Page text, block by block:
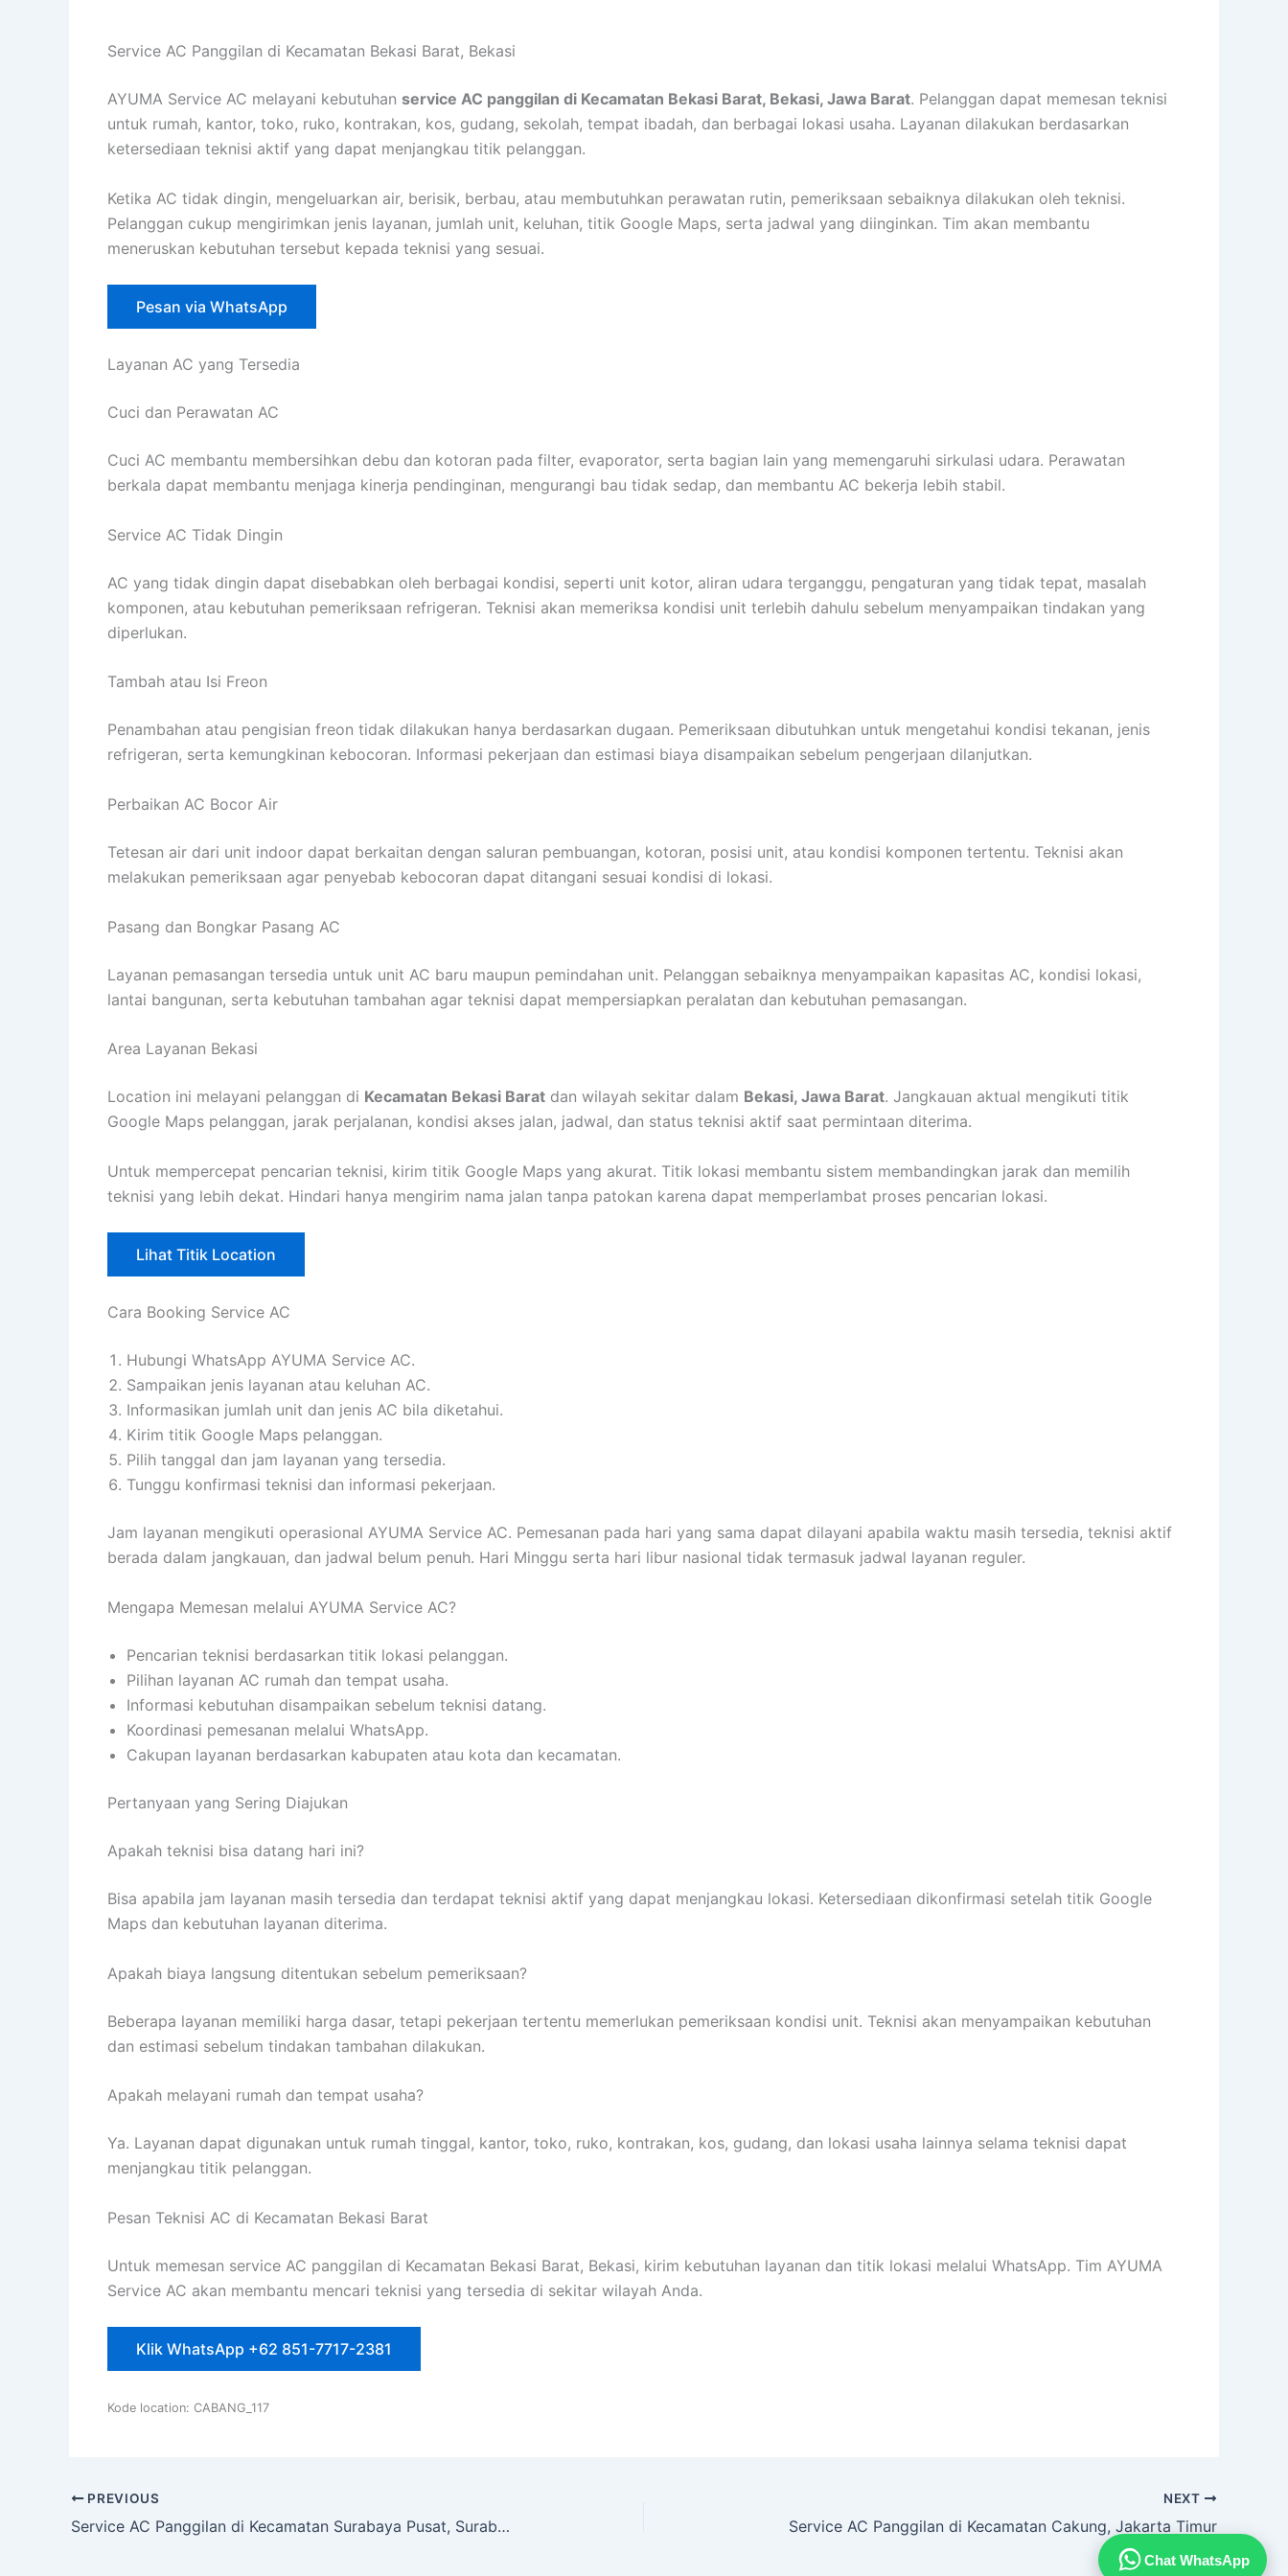
Service AC Panggilan di Kecamatan Bekasi Barat, Bekasi
AYUMA Service AC melayani kebutuhan service AC panggilan di Kecamatan Bekasi Barat, Bekasi, Jawa Barat. Pelanggan dapat memesan teknisi
untuk rumah, kantor, toko, ruko, kontrakan, kos, gudang, sekolah, tempat ibadah, dan berbagai lokasi usaha. Layanan dilakukan berdasarkan
ketersediaan teknisi aktif yang dapat menjangkau titik pelanggan.
Ketika AC tidak dingin, mengeluarkan air, berisik, berbau, atau membutuhkan perawatan rutin, pemeriksaan sebaiknya dilakukan oleh teknisi.
Pelanggan cukup mengirimkan jenis layanan, jumlah unit, keluhan, titik Google Maps, serta jadwal yang diinginkan. Tim akan membantu
meneruskan kebutuhan tersebut kepada teknisi yang sesuai.
Pesan via WhatsApp
Layanan AC yang Tersedia
Cuci dan Perawatan AC
Cuci AC membantu membersihkan debu dan kotoran pada filter, evaporator, serta bagian lain yang memengaruhi sirkulasi udara. Perawatan
berkala dapat membantu menjaga kinerja pendinginan, mengurangi bau tidak sedap, dan membantu AC bekerja lebih stabil.
Service AC Tidak Dingin
AC yang tidak dingin dapat disebabkan oleh berbagai kondisi, seperti unit kotor, aliran udara terganggu, pengaturan yang tidak tepat, masalah
komponen, atau kebutuhan pemeriksaan refrigeran. Teknisi akan memeriksa kondisi unit terlebih dahulu sebelum menyampaikan tindakan yang
diperlukan.
Tambah atau Isi Freon
Penambahan atau pengisian freon tidak dilakukan hanya berdasarkan dugaan. Pemeriksaan dibutuhkan untuk mengetahui kondisi tekanan, jenis
refrigeran, serta kemungkinan kebocoran. Informasi pekerjaan dan estimasi biaya disampaikan sebelum pengerjaan dilanjutkan.
Perbaikan AC Bocor Air
Tetesan air dari unit indoor dapat berkaitan dengan saluran pembuangan, kotoran, posisi unit, atau kondisi komponen tertentu. Teknisi akan
melakukan pemeriksaan agar penyebab kebocoran dapat ditangani sesuai kondisi di lokasi.
Pasang dan Bongkar Pasang AC
Layanan pemasangan tersedia untuk unit AC baru maupun pemindahan unit. Pelanggan sebaiknya menyampaikan kapasitas AC, kondisi lokasi,
lantai bangunan, serta kebutuhan tambahan agar teknisi dapat mempersiapkan peralatan dan kebutuhan pemasangan.
Area Layanan Bekasi
Location ini melayani pelanggan di Kecamatan Bekasi Barat dan wilayah sekitar dalam Bekasi, Jawa Barat. Jangkauan aktual mengikuti titik
Google Maps pelanggan, jarak perjalanan, kondisi akses jalan, jadwal, dan status teknisi aktif saat permintaan diterima.
Untuk mempercepat pencarian teknisi, kirim titik Google Maps yang akurat. Titik lokasi membantu sistem membandingkan jarak dan memilih
teknisi yang lebih dekat. Hindari hanya mengirim nama jalan tanpa patokan karena dapat memperlambat proses pencarian lokasi.
Lihat Titik Location
Cara Booking Service AC
Hubungi WhatsApp AYUMA Service AC.
Sampaikan jenis layanan atau keluhan AC.
Informasikan jumlah unit dan jenis AC bila diketahui.
Kirim titik Google Maps pelanggan.
Pilih tanggal dan jam layanan yang tersedia.
Tunggu konfirmasi teknisi dan informasi pekerjaan.
Jam layanan mengikuti operasional AYUMA Service AC. Pemesanan pada hari yang sama dapat dilayani apabila waktu masih tersedia, teknisi aktif
berada dalam jangkauan, dan jadwal belum penuh. Hari Minggu serta hari libur nasional tidak termasuk jadwal layanan reguler.
Mengapa Memesan melalui AYUMA Service AC?
Pencarian teknisi berdasarkan titik lokasi pelanggan.
Pilihan layanan AC rumah dan tempat usaha.
Informasi kebutuhan disampaikan sebelum teknisi datang.
Koordinasi pemesanan melalui WhatsApp.
Cakupan layanan berdasarkan kabupaten atau kota dan kecamatan.
Pertanyaan yang Sering Diajukan
Apakah teknisi bisa datang hari ini?
Bisa apabila jam layanan masih tersedia dan terdapat teknisi aktif yang dapat menjangkau lokasi. Ketersediaan dikonfirmasi setelah titik Google
Maps dan kebutuhan layanan diterima.
Apakah biaya langsung ditentukan sebelum pemeriksaan?
Beberapa layanan memiliki harga dasar, tetapi pekerjaan tertentu memerlukan pemeriksaan kondisi unit. Teknisi akan menyampaikan kebutuhan
dan estimasi sebelum tindakan tambahan dilakukan.
Apakah melayani rumah dan tempat usaha?
Ya. Layanan dapat digunakan untuk rumah tinggal, kantor, toko, ruko, kontrakan, kos, gudang, dan lokasi usaha lainnya selama teknisi dapat
menjangkau titik pelanggan.
Pesan Teknisi AC di Kecamatan Bekasi Barat
Untuk memesan service AC panggilan di Kecamatan Bekasi Barat, Bekasi, kirim kebutuhan layanan dan titik lokasi melalui WhatsApp. Tim AYUMA
Service AC akan membantu mencari teknisi yang tersedia di sekitar wilayah Anda.
Klik WhatsApp +62 851-7717-2381
Kode location: CABANG_117
PREVIOUS
Service AC Panggilan di Kecamatan Surabaya Pusat, Surabaya
NEXT
Service AC Panggilan di Kecamatan Cakung, Jakarta Timur
Chat WhatsApp